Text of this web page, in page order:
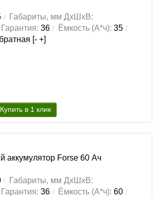
Габариты, мм ДхШхВ:
Гарантия: 36 Ёмкость (А*ч): 35
[- +]
Купить в 1 клик
аккумулятор Forse 60 Ач
Габариты, мм ДхШхВ:
Гарантия: 36 Ёмкость (А*ч): 60